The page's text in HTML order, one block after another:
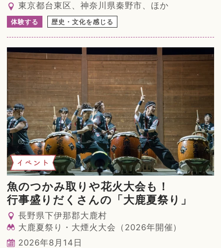
東京都台東区、神奈川県秦野市、ほか
体験する 歴史・文化を感じる
イベント
魚のつかみ取りや花火大会も！
行事盛りだくさんの「大鹿夏祭り」
長野県下伊那郡大鹿村
大鹿夏祭り・大煙火大会（2026年開催）
2026年8月14日